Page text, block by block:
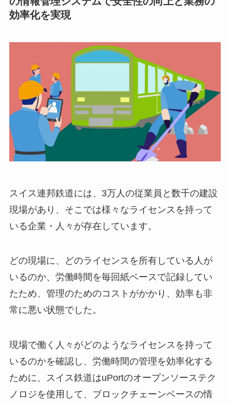
効率化を実現
スイス連邦鉄道には、3万人の従業員と数千の建設
現場があり、そこでは様々なライセンスを持って
いる企業・人々が存在しています。
どの現場に、どのライセンスを所有している人が
いるのか、労働時間を毎回紙ベースで記録してい
たため、管理のためのコストがかかり、効率も非
常に悪い状態でした。
現場で働く人々がどのようなライセンスを持って
いるのかを確認し、労働時間の管理を効率化する
ために、スイス鉄道はuPortのオープンソーステク
ノロジを使用して、ブロックチェーンベースの情